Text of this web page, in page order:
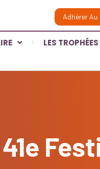
Adhérer Au
LES TROPHÉES